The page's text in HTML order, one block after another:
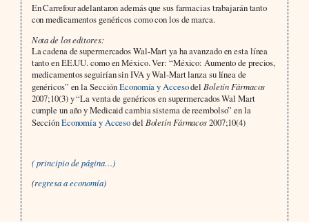
En Carrefour adelantaron además que sus farmacias trabajarán tanto
con medicamentos genéricos como con los de marca.
Nota de los editores:
La cadena de supermercados Wal-Mart ya ha avanzado en esta línea
tanto en EE.UU. como en México. Ver: “México: Aumento de precios,
medicamentos seguirían sin IVA y Wal-Mart lanza su línea de
genéricos” en la SecciónEconomía y Accesodel Boletín Fármacos
2007;10(3) y “La venta de genéricos en supermercados Wal Mart
cumple un año y Medicaid cambia sistema de reembolso” en la
SecciónEconomía y Accesodel Boletín Fármacos2007;10(4)
( principio de página…)
(regresa a economía)